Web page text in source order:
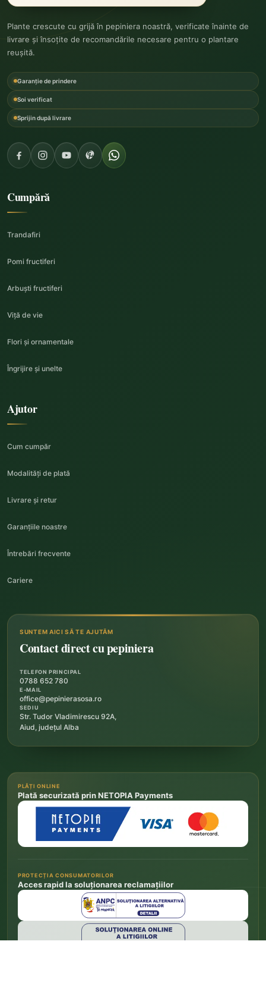
Plante crescute cu grijă în pepiniera noastră, verificate înainte de
livrare și însoțite de recomandările necesare pentru o plantare
reușită.
Garanție de prindere
Soi verificat
Sprijin după livrare
Cumpără
Trandafiri
Pomi fructiferi
Arbuști fructiferi
Viță de vie
Flori și ornamentale
Îngrijire și unelte
Ajutor
Cum cumpăr
Modalități de plată
Livrare și retur
Garanțiile noastre
Întrebări frecvente
Cariere
SUNTEM AICI SĂ TE AJUTĂM
Contact direct cu pepiniera
TELEFON PRINCIPAL
0788 652 780
E-MAIL
office@pepinierasosa.ro
SEDIU
Str. Tudor Vladimirescu 92A,
Aiud, județul Alba
PLĂȚI ONLINE
Plată securizată prin NETOPIA Payments
PROTECȚIA CONSUMATORILOR
Acces rapid la soluționarea reclamațiilor